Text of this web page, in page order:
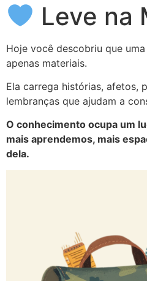
Leve na
Hoje você descobriu que
apenas materiais.
Ela carrega histórias, afetos,
lembranças que ajudam a
O conhecimento ocupa um
mais aprendemos, mais
dela.